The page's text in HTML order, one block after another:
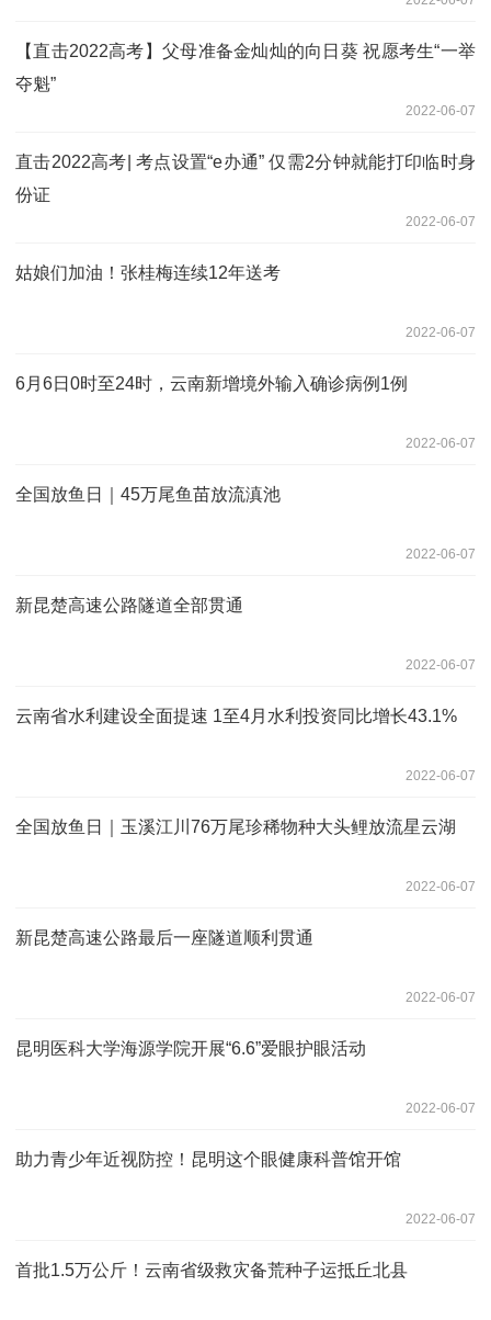
【直击2022高考】父母准备金灿灿的向日葵 祝愿考生“一举
夺魁”
2022-06-07
直击2022高考| 考点设置“e办通” 仅需2分钟就能打印临时身
份证
2022-06-07
姑娘们加油！张桂梅连续12年送考
2022-06-07
6月6日0时至24时，云南新增境外输入确诊病例1例
2022-06-07
全国放鱼日｜45万尾鱼苗放流滇池
2022-06-07
新昆楚高速公路隧道全部贯通
2022-06-07
云南省水利建设全面提速 1至4月水利投资同比增长43.1%
2022-06-07
全国放鱼日｜玉溪江川76万尾珍稀物种大头鲤放流星云湖
2022-06-07
新昆楚高速公路最后一座隧道顺利贯通
2022-06-07
昆明医科大学海源学院开展“6.6”爱眼护眼活动
2022-06-07
助力青少年近视防控！昆明这个眼健康科普馆开馆
2022-06-07
首批1.5万公斤！云南省级救灾备荒种子运抵丘北县